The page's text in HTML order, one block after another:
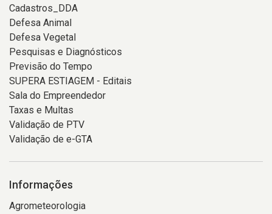
Cadastros_DDA
Defesa Animal
Defesa Vegetal
Pesquisas e Diagnósticos
Previsão do Tempo
SUPERA ESTIAGEM - Editais
Sala do Empreendedor
Taxas e Multas
Validação de PTV
Validação de e-GTA
Informações
Agrometeorologia